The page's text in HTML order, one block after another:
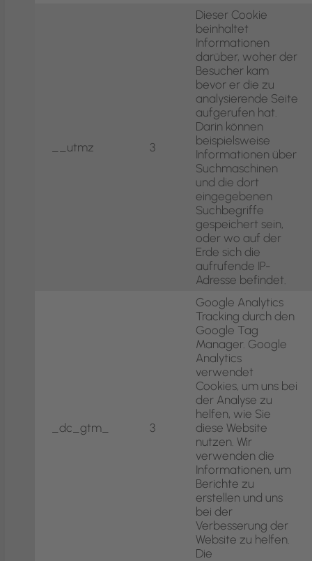
__utmz 3
Dieser Cookie
beinhaltet
Informationen
darüber, woher der
Besucher kam
bevor er die zu
analysierende Seite
aufgerufen hat.
Darin können
beispielsweise
Informationen über
Suchmaschinen
und die dort
eingegebenen
Suchbegriffe
gespeichert sein,
oder wo auf der
Erde sich die
aufrufende IP-
Adresse befindet.
_dc_gtm_ 3
Google Analytics
Tracking durch den
Google Tag
Manager. Google
Analytics
verwendet
Cookies, um uns bei
der Analyse zu
helfen, wie Sie
diese Website
nutzen. Wir
verwenden die
Informationen, um
Berichte zu
erstellen und uns
bei der
Verbesserung der
Website zu helfen.
Die